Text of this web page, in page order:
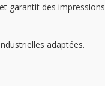
garantit des impressions
adaptées.